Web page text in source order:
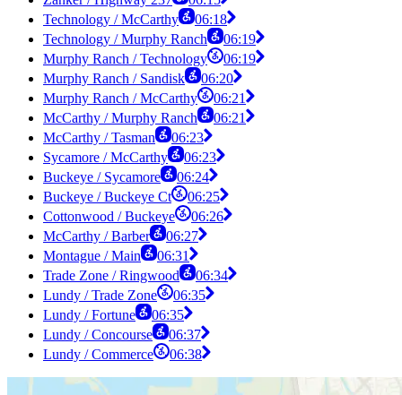
Technology / McCarthy
06:18
Technology / Murphy Ranch
06:19
Murphy Ranch / Technology
06:19
Murphy Ranch / Sandisk
06:20
Murphy Ranch / McCarthy
06:21
McCarthy / Murphy Ranch
06:21
McCarthy / Tasman
06:23
Sycamore / McCarthy
06:23
Buckeye / Sycamore
06:24
Buckeye / Buckeye Ct
06:25
Cottonwood / Buckeye
06:26
McCarthy / Barber
06:27
Montague / Main
06:31
Trade Zone / Ringwood
06:34
Lundy / Trade Zone
06:35
Lundy / Fortune
06:35
Lundy / Concourse
06:37
Lundy / Commerce
06:38